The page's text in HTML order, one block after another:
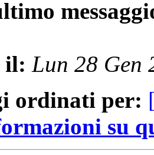
il: Lun 28 Gen
ordinati per:
su